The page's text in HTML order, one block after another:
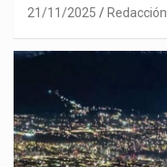
21/11/2025 Redacción